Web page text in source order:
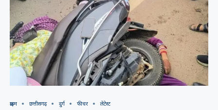
क्राइम छत्तीसगढ़ दुर्ग फीचर लेटेस्ट